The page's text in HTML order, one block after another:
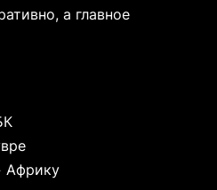
а главное
Африку